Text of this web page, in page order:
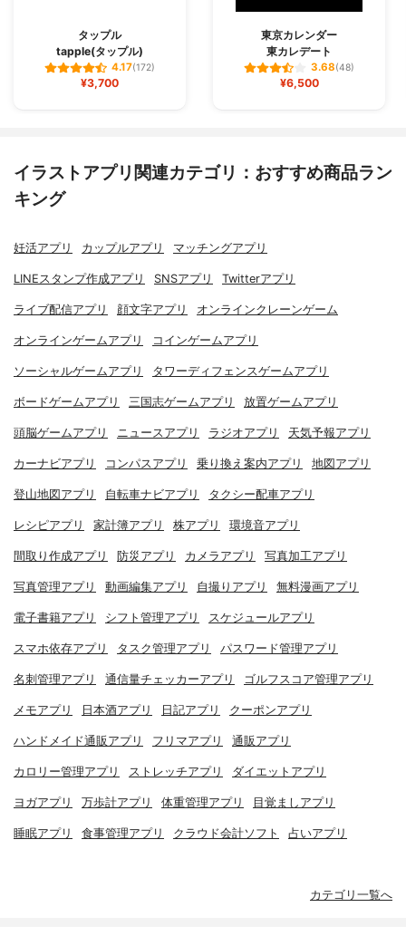
タップル
tapple(タップル)
4.17(172)
¥3,700
東京カレンダー
東カレデート
3.68(48)
¥6,500
イラストアプリ関連カテゴリ：おすすめ商品ラン
キング
妊活アプリ カップルアプリ マッチングアプリ
LINEスタンプ作成アプリ SNSアプリ Twitterアプリ
ライブ配信アプリ 顔文字アプリ オンラインクレーンゲーム
オンラインゲームアプリ コインゲームアプリ
ソーシャルゲームアプリ タワーディフェンスゲームアプリ
ボードゲームアプリ 三国志ゲームアプリ 放置ゲームアプリ
頭脳ゲームアプリ ニュースアプリ ラジオアプリ 天気予報アプリ
カーナビアプリ コンパスアプリ 乗り換え案内アプリ 地図アプリ
登山地図アプリ 自転車ナビアプリ タクシー配車アプリ
レシピアプリ 家計簿アプリ 株アプリ 環境音アプリ
間取り作成アプリ 防災アプリ カメラアプリ 写真加工アプリ
写真管理アプリ 動画編集アプリ 自撮りアプリ 無料漫画アプリ
電子書籍アプリ シフト管理アプリ スケジュールアプリ
スマホ依存アプリ タスク管理アプリ パスワード管理アプリ
名刺管理アプリ 通信量チェッカーアプリ ゴルフスコア管理アプリ
メモアプリ 日本酒アプリ 日記アプリ クーポンアプリ
ハンドメイド通販アプリ フリマアプリ 通販アプリ
カロリー管理アプリ ストレッチアプリ ダイエットアプリ
ヨガアプリ 万歩計アプリ 体重管理アプリ 目覚ましアプリ
睡眠アプリ 食事管理アプリ クラウド会計ソフト 占いアプリ
カテゴリ一覧へ